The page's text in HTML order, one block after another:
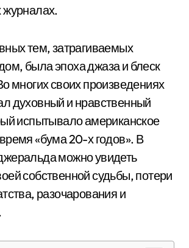
журналах.
тем, затрагиваемых
была эпоха джаза и блеск
многих своих произведениях
духовный и нравственный
испытывало американское
«бума 20-х годов». В
можно увидеть
собственной судьбы, потери
разочарования и